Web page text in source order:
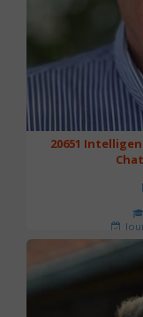
20651